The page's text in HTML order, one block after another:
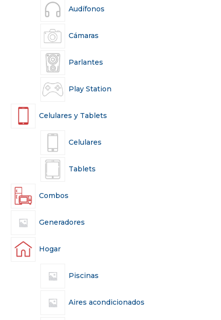
Audífonos
Cámaras
Parlantes
Play Station
Celulares y Tablets
Celulares
Tablets
Combos
Generadores
Hogar
Piscinas
Aires acondicionados